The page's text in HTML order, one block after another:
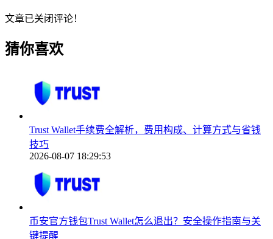
文章已关闭评论！
猜你喜欢
Trust Wallet手续费全解析，费用构成、计算方式与省钱
技巧
2026-08-07 18:29:53
币安官方钱包Trust Wallet怎么退出？安全操作指南与关
键提醒